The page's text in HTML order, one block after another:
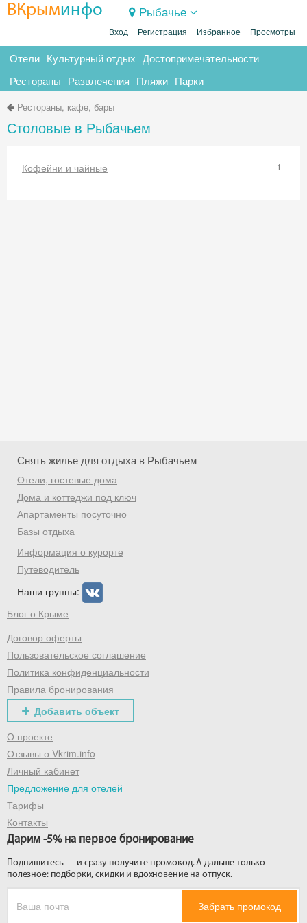
ВКрыминфо Рыбачье
Вход Регистрация Избранное Просмотры
Отели Культурный отдых Достопримечательности
Рестораны Развлечения Пляжи Парки
Рестораны, кафе, бары
Столовые в Рыбачьем
Кофейни и чайные 1
Снять жилье для отдыха в Рыбачьем
Отели, гостевые дома
Дома и коттеджи под ключ
Апартаменты посуточно
Базы отдыха
Информация о курорте
Путеводитель
Наши группы:
Блог о Крыме
Договор оферты
Пользовательское соглашение
Политика конфиденциальности
Правила бронирования
Добавить объект
О проекте
Отзывы о Vkrim.info
Личный кабинет
Предложение для отелей
Тарифы
Контакты
Дарим -5% на первое бронирование
Подпишитесь — и сразу получите промокод. А дальше только
полезное: подборки, скидки и вдохновение на отпуск.
Забрать промокод
Скидка −5%
Хочешь дешевле? Оставь почту и получи
промокод на первое бронирование!